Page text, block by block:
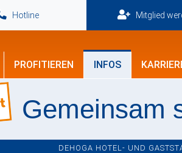
Hotline Mitglied
PROFITIEREN INFOS
Gemeinsam
DEHOGA HOTEL- UND